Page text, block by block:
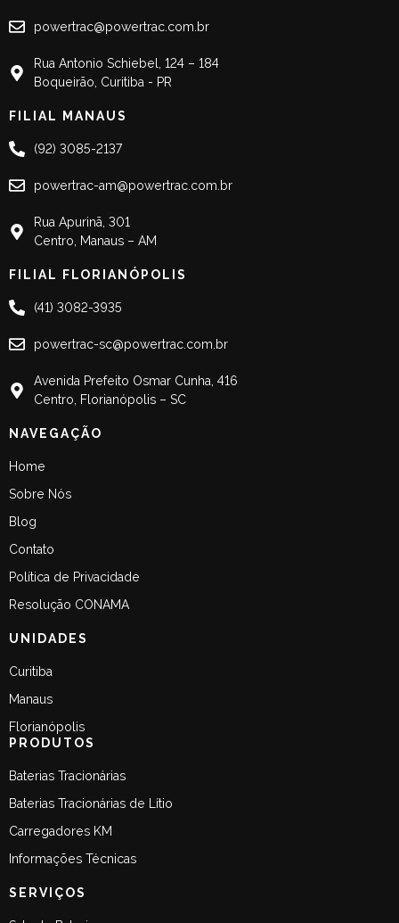
powertrac@powertrac.com.br
Rua Antonio Schiebel, 124 – 184
Boqueirão, Curitiba - PR
FILIAL MANAUS
(92) 3085-2137
powertrac-am@powertrac.com.br
Rua Apurinã, 301
Centro, Manaus – AM
FILIAL FLORIANÓPOLIS
(41) 3082-3935
powertrac-sc@powertrac.com.br
Avenida Prefeito Osmar Cunha, 416
Centro, Florianópolis – SC
NAVEGAÇÃO
Home
Sobre Nós
Blog
Contato
Política de Privacidade
Resolução CONAMA
UNIDADES
Curitiba
Manaus
Florianópolis
PRODUTOS
Baterias Tracionárias
Baterias Tracionárias de Lítio
Carregadores KM
Informações Técnicas
SERVIÇOS